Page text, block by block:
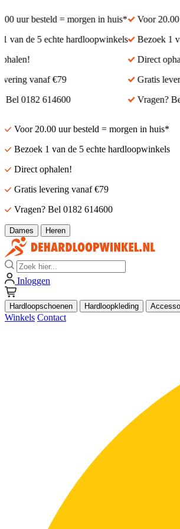
uur besteld = morgen in huis*
de 5 echte hardloopwinkels
vanaf €79
0182 614600
Voor 20.00
Bezoek 1
Direct
Gratis
Vragen? Bel
Voor 20.00 uur besteld = morgen in huis*
Bezoek 1 van de 5 echte hardloopwinkels
Direct ophalen!
Gratis levering vanaf €79
Vragen? Bel 0182 614600
Dames Heren
Zoek
Inloggen
Hardloopschoenen Hardloopkleding
Winkels Contact